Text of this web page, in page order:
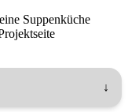
Suppenküche